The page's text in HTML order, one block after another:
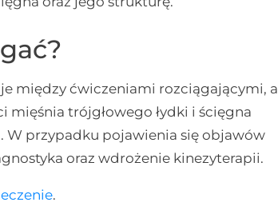
między ćwiczeniami rozciągającymi, a
mięśnia trójgłowego łydki i ścięgna
W przypadku pojawienia się objawów
oraz wdrożenie kinezyterapii.
.